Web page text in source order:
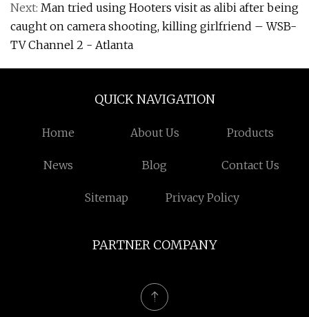
Next: Man tried using Hooters visit as alibi after being
caught on camera shooting, killing girlfriend – WSB-
TV Channel 2 - Atlanta
QUICK NAVIGATION
Home About Us Products
News Blog Contact Us
Sitemap Privacy Policy
PARTNER COMPANY